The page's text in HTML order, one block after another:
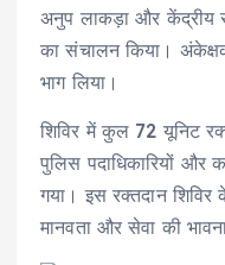
अनुप लाकड़ा और केंद्रीय
का संचालन किया। अंकेक्षक
भाग लिया।
शिविर में कुल 72 यूनिट
पुलिस पदाधिकारियों और
गया। इस रक्तदान
मानवता और सेवा की